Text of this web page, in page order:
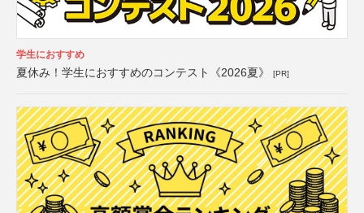
学生におすすめ
夏休み！学生におすすめのコンテスト《2026夏》 [PR]